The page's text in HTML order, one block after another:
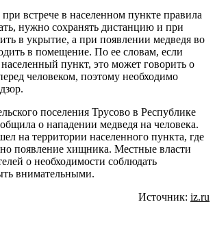
встрече в населенном пункте правила
нужно сохранять дистанцию и при
в укрытие, а при появлении медведя во
в помещение. По ее словам, если
пункт, это может говорить о
человеком, поэтому необходимо
поселения Трусово в Республике
о нападении медведя на человека.
на территории населенного пункта, где
появление хищника. Местные власти
о необходимости соблюдать
внимательными.
Источник: iz.ru